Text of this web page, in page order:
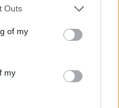
one or more Google
You may click to
its third-party tags to
in below Google
Outs
of my
my